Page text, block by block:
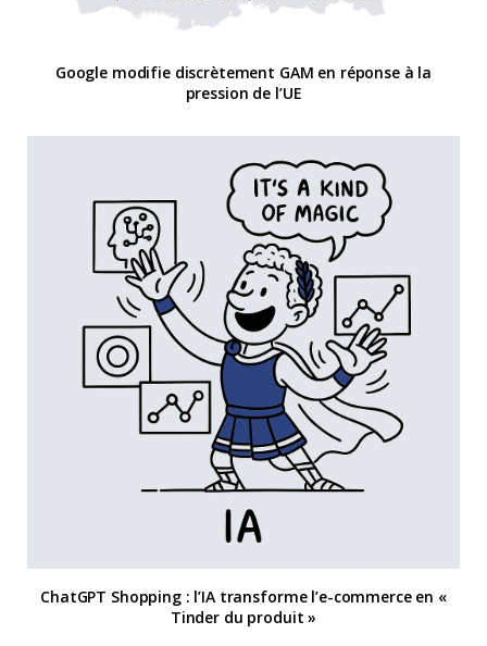
Google modifie discrètement GAM en réponse à la
pression de l’UE
ChatGPT Shopping : l’IA transforme l’e-commerce en «
Tinder du produit »